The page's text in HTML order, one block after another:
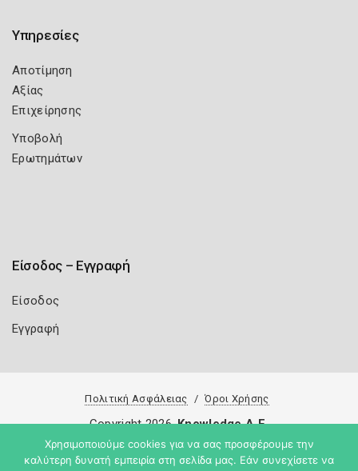
Υπηρεσίες
Αποτίμηση
Αξίας
Επιχείρησης
Υποβολή
Ερωτημάτων
Είσοδος – Εγγραφή
Είσοδος
Εγγραφή
Πολιτική Ασφάλειας Όροι Χρήσης
Copyright 2026 Knowledge A.E.
Χρησιμοποιούμε cookies για να σας προσφέρουμε την
καλύτερη δυνατή εμπειρία στη σελίδα μας. Εάν συνεχίσετε να